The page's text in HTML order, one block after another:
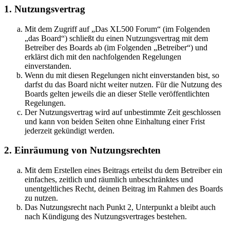
1. Nutzungsvertrag
Mit dem Zugriff auf „Das XL500 Forum“ (im Folgenden
„das Board“) schließt du einen Nutzungsvertrag mit dem
Betreiber des Boards ab (im Folgenden „Betreiber“) und
erklärst dich mit den nachfolgenden Regelungen
einverstanden.
Wenn du mit diesen Regelungen nicht einverstanden bist, so
darfst du das Board nicht weiter nutzen. Für die Nutzung des
Boards gelten jeweils die an dieser Stelle veröffentlichten
Regelungen.
Der Nutzungsvertrag wird auf unbestimmte Zeit geschlossen
und kann von beiden Seiten ohne Einhaltung einer Frist
jederzeit gekündigt werden.
2. Einräumung von Nutzungsrechten
Mit dem Erstellen eines Beitrags erteilst du dem Betreiber ein
einfaches, zeitlich und räumlich unbeschränktes und
unentgeltliches Recht, deinen Beitrag im Rahmen des Boards
zu nutzen.
Das Nutzungsrecht nach Punkt 2, Unterpunkt a bleibt auch
nach Kündigung des Nutzungsvertrages bestehen.